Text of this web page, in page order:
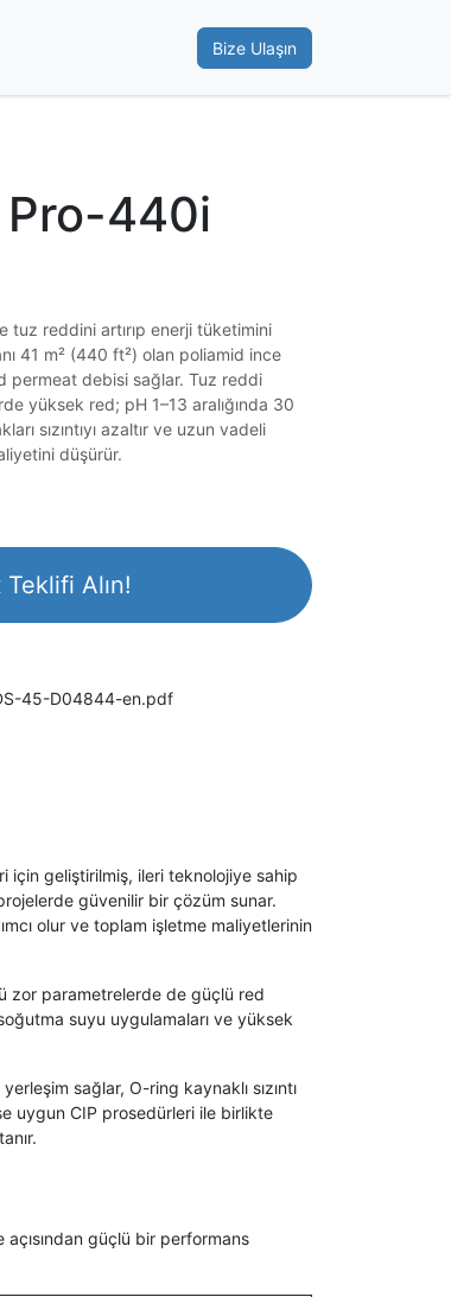
Bize Ulaşın
Pro-440i
tuz reddini artırıp enerji tüketimini
41 m² (440 ft²) olan poliamid ince
permeat debisi sağlar. Tuz reddi
yüksek red; pH 1–13 aralığında 30
sızıntıyı azaltır ve uzun vadeli
düşürür.
Teklifi Alın!
45-D04844-en.pdf
için geliştirilmiş, ileri teknolojiye sahip
güvenilir bir çözüm sunar.
olur ve toplam işletme maliyetlerinin
zor parametrelerde de güçlü red
suyu uygulamaları ve yüksek
sağlar, O-ring kaynaklı sızıntı
uygun CIP prosedürleri ile birlikte
güçlü bir performans